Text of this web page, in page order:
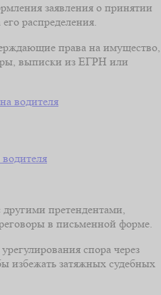
заявления о принятии
распределения.
права на имущество,
выписки из ЕГРН или
претендентами,
в письменной форме.
спора через
избежать затяжных судебных